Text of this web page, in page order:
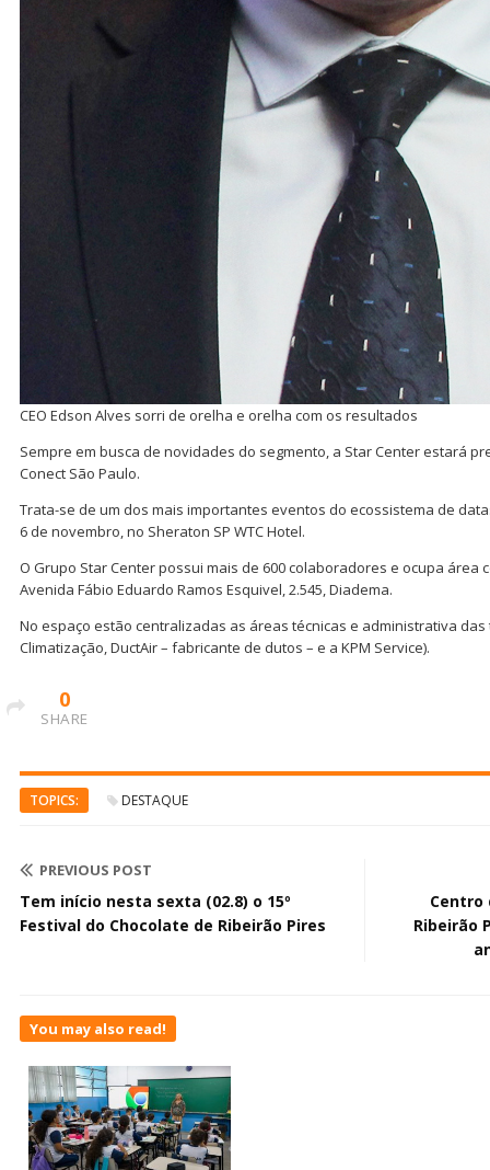
CEO Edson Alves sorri de orelha e orelha com os resultados
Sempre em busca de novidades do segmento, a Star Center estará
Conect São Paulo.
Trata-se de um dos mais importantes eventos do ecossistema de
6 de novembro, no Sheraton SP WTC Hotel.
O Grupo Star Center possui mais de 600 colaboradores e ocupa área
Avenida Fábio Eduardo Ramos Esquivel, 2.545, Diadema.
No espaço estão centralizadas as áreas técnicas e administrativa
Climatização, DuctAir – fabricante de dutos – e a KPM Service).
0
SHARE
TOPICS: DESTAQUE
PREVIOUS POST
Tem início nesta sexta (02.8) o 15º
Festival do Chocolate de Ribeirão Pires
Centro
Ribeirão
You may also read!